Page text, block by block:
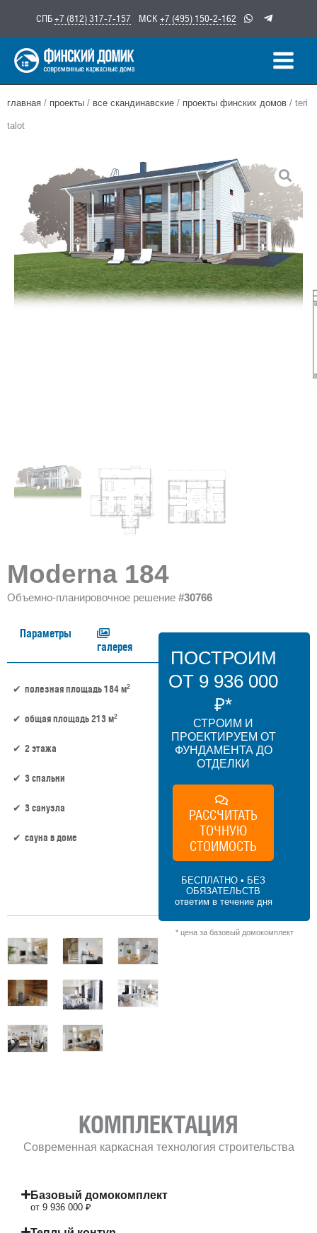
содержимому
СПБ+7 (812) 317-7-157 МСК +7 (495) 150-2-162
главная / проекты / все скандинавские / проекты финских домов / teri
talot
Moderna 184
Объемно-планировочное решение #30766
Параметры
галерея
полезная площадь 184 м2
общая площадь 213 м2
2 этажа
3 спальни
3 санузла
сауна в доме
ПОСТРОИМ
ОТ 9 936 000
₽*
СТРОИМ И
ПРОЕКТИРУЕМ ОТ
ФУНДАМЕНТА ДО
ОТДЕЛКИ
РАССЧИТАТЬ
ТОЧНУЮ
СТОИМОСТЬ
БЕСПЛАТНО • БЕЗ
ОБЯЗАТЕЛЬСТВ
ответим в течение дня
* цена за базовый домокомплект
КОМПЛЕКТАЦИЯ
Современная каркасная технология строительства
Базовый домокомплект
от 9 936 000 ₽